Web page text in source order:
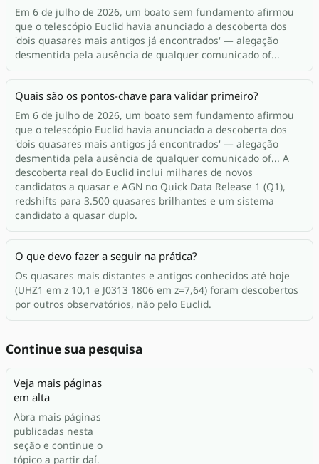
Em 6 de julho de 2026, um boato sem fundamento afirmou
que o telescópio Euclid havia anunciado a descoberta dos
'dois quasares mais antigos já encontrados' — alegação
desmentida pela ausência de qualquer comunicado of...
Quais são os pontos-chave para validar primeiro?
Em 6 de julho de 2026, um boato sem fundamento afirmou
que o telescópio Euclid havia anunciado a descoberta dos
'dois quasares mais antigos já encontrados' — alegação
desmentida pela ausência de qualquer comunicado of... A
descoberta real do Euclid inclui milhares de novos
candidatos a quasar e AGN no Quick Data Release 1 (Q1),
redshifts para 3.500 quasares brilhantes e um sistema
candidato a quasar duplo.
O que devo fazer a seguir na prática?
Os quasares mais distantes e antigos conhecidos até hoje
(UHZ1 em z 10,1 e J0313 1806 em z=7,64) foram descobertos
por outros observatórios, não pelo Euclid.
Continue sua pesquisa
Veja mais páginas
em alta
Abra mais páginas
publicadas nesta
seção e continue o
tópico a partir daí.